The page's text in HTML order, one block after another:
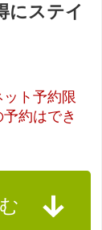
ステイ
ト予約限
約はでき